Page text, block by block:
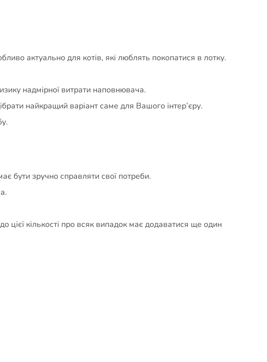
актуально для котів, які люблять покопатися в лотку.
надмірної витрати наповнювача.
найкращий варіант саме для Вашого інтер’єру.
бути зручно справляти свої потреби.
цієї кількості про всяк випадок має додаватися ще один